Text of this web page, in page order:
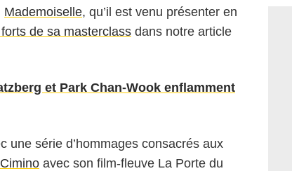
Mademoiselle, qu’il est venu présenter en
de sa masterclass dans notre article
et Park Chan-Wook enflamment
une série d’hommages consacrés aux
avec son film-fleuve La Porte du